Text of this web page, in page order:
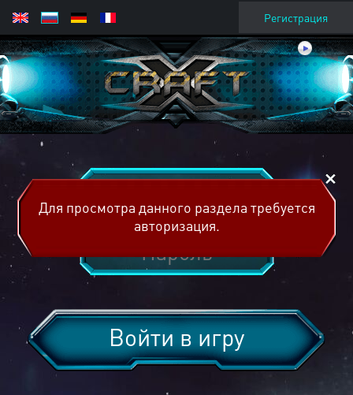
Регистрация
Войти в игру
Для просмотра данного раздела требуется
авторизация.